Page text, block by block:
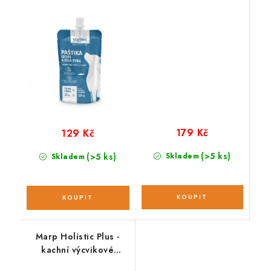
Skladem (>5 ks)
129 Kč
Skladem (>5 ks)
179 Kč
Marp Holistic Plus -
kachní výcvikové